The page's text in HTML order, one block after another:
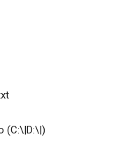
(C:\|D:\|)